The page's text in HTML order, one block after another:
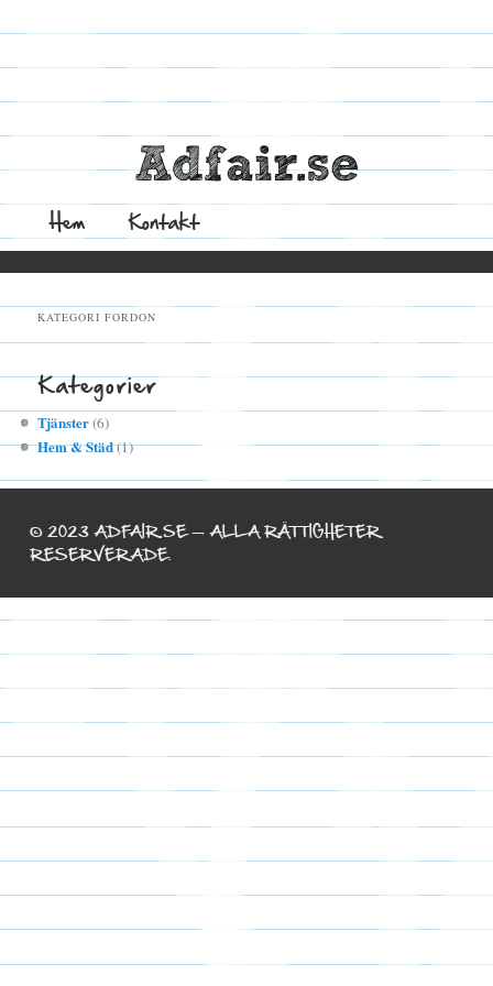
Adfair.se
MenyGå
till
innehåll
Hem Kontakt
KATEGORI FORDON
Kategorier
Tjänster(6)
Hem & Städ(1)
© 2023 ADFAIR.SE — ALLA RÄTTIGHETER
RESERVERADE.